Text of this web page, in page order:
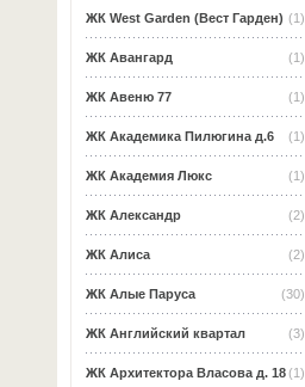
(1)
ЖК West Garden (Вест Гарден)
(1)
ЖК Авангард
(1)
ЖК Авеню 77
(1)
ЖК Академика Пилюгина д.6
(1)
ЖК Академия Люкс
(2)
ЖК Александр
(2)
ЖК Алиса
(30)
ЖК Алые Паруса
(3)
ЖК Английский квартал
(1)
ЖК Архитектора Власова д. 18